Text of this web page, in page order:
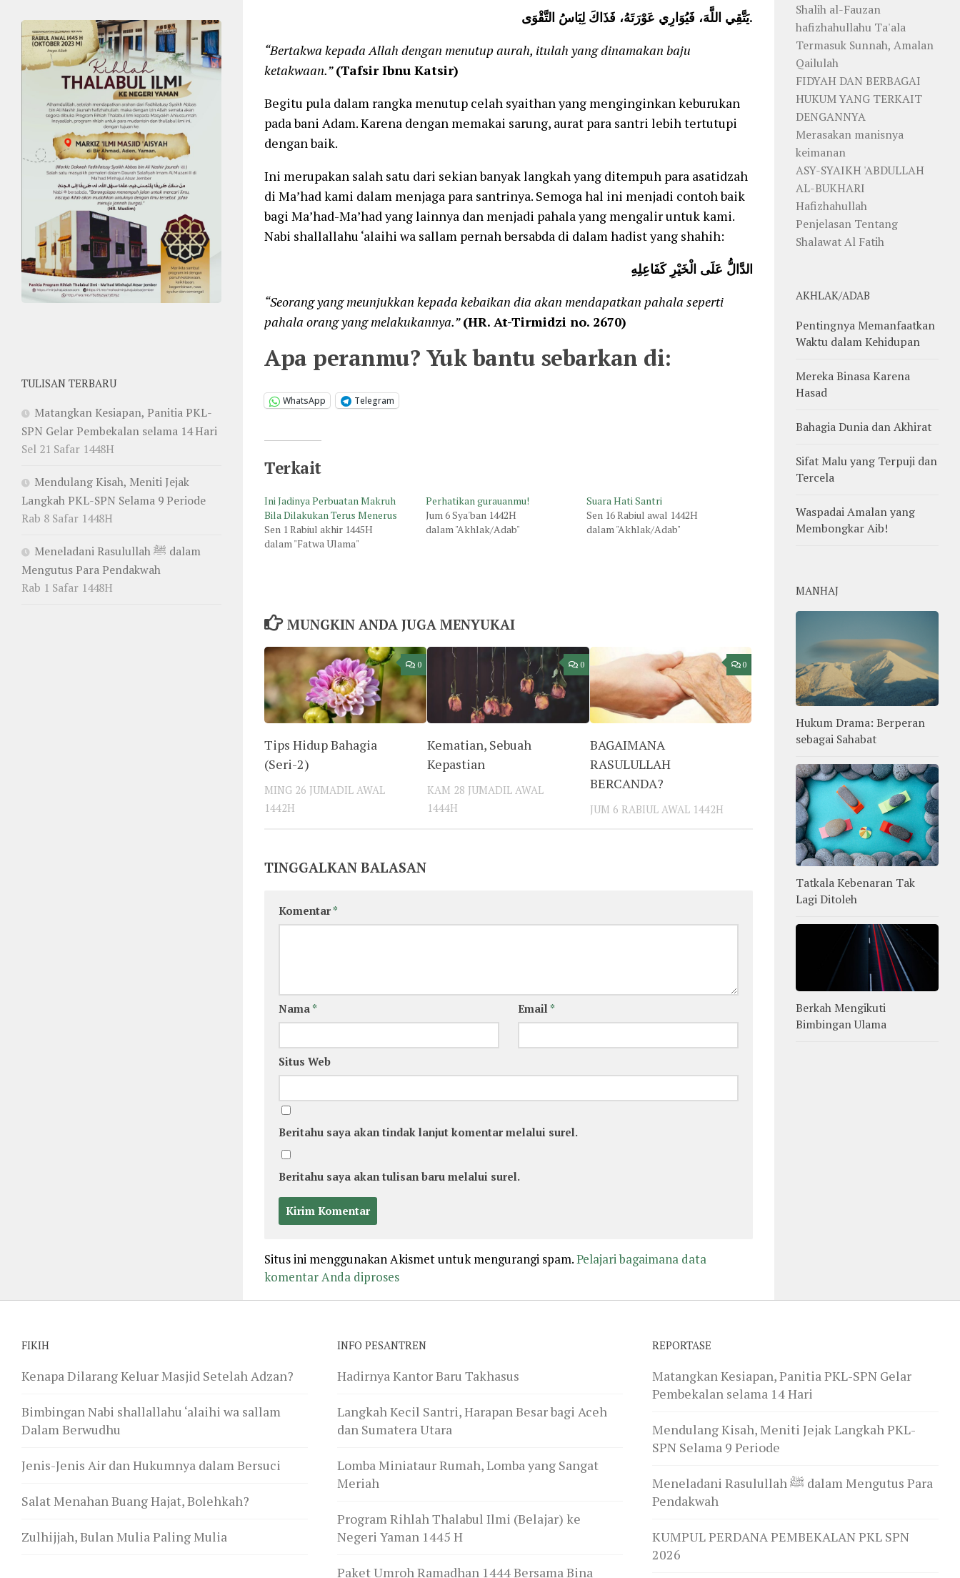
يَتَّقِي اللَّهَ، فَيُوَارِي عَوْرَتَهُ، فَذَاكَ لِبَاسُ التَّقْوَى.
“Bertakwa kepada Allah dengan menutup aurah, itulah yang dinamakan baju
ketakwaan.” (Tafsir Ibnu Katsir)
Begitu pula dalam rangka menutup celah syaithan yang menginginkan keburukan
pada bani Adam. Karena dengan memakai sarung, aurat para santri lebih tertutupi
dengan baik.
Ini merupakan salah satu dari sekian banyak langkah yang ditempuh para asatidzah
di Ma’had kami dalam menjaga para santrinya. Semoga hal ini menjadi contoh baik
bagi Ma’had-Ma’had yang lainnya dan menjadi pahala yang mengalir untuk kami.
Nabi shallallahu ‘alaihi wa sallam pernah bersabda di dalam hadist yang shahih:
الدَّالُّ عَلَى الْخَيْرِ كَفَاعِلِهِ
“Seorang yang meunjukkan kepada kebaikan dia akan mendapatkan pahala seperti
pahala orang yang melakukannya.” (HR. At-Tirmidzi no. 2670)
Apa peranmu? Yuk bantu sebarkan di:
WhatsApp Telegram
Terkait
Ini Jadinya Perbuatan Makruh
Bila Dilakukan Terus Menerus
Sen 1 Rabiul akhir 1445H
dalam "Fatwa Ulama"
Perhatikan gurauanmu!
Jum 6 Sya'ban 1442H
dalam "Akhlak/Adab"
Suara Hati Santri
Sen 16 Rabiul awal 1442H
dalam "Akhlak/Adab"
MUNGKIN ANDA JUGA MENYUKAI
0
Tips Hidup Bahagia
(Seri-2)
MING 26 JUMADIL AWAL
1442H
0
Kematian, Sebuah
Kepastian
KAM 28 JUMADIL AWAL
1444H
0
BAGAIMANA
RASULULLAH
BERCANDA?
JUM 6 RABIUL AWAL 1442H
TINGGALKAN BALASAN
Komentar*
Nama * Email *
Situs Web
Beritahu saya akan tindak lanjut komentar melalui surel.
Beritahu saya akan tulisan baru melalui surel.
Situs ini menggunakan Akismet untuk mengurangi spam.Pelajari bagaimana data
komentar Anda diproses
TULISAN TERBARU
Matangkan Kesiapan, Panitia PKL-
SPN Gelar Pembekalan selama 14 Hari
Sel 21 Safar 1448H
Mendulang Kisah, Meniti Jejak
Langkah PKL-SPN Selama 9 Periode
Rab 8 Safar 1448H
Meneladani Rasulullah ﷺ dalam
Mengutus Para Pendakwah
Rab 1 Safar 1448H
Shalih al-Fauzan
hafizhahullahu Ta'ala
Termasuk Sunnah, Amalan
Qailulah
FIDYAH DAN BERBAGAI
HUKUM YANG TERKAIT
DENGANNYA
Merasakan manisnya
keimanan
ASY-SYAIKH 'ABDULLAH
AL-BUKHARI
Hafizhahullah
Penjelasan Tentang
Shalawat Al Fatih
AKHLAK/ADAB
Pentingnya Memanfaatkan
Waktu dalam Kehidupan
Mereka Binasa Karena
Hasad
Bahagia Dunia dan Akhirat
Sifat Malu yang Terpuji dan
Tercela
Waspadai Amalan yang
Membongkar Aib!
MANHAJ
Hukum Drama: Berperan
sebagai Sahabat
Tatkala Kebenaran Tak
Lagi Ditoleh
Berkah Mengikuti
Bimbingan Ulama
FIKIH
Kenapa Dilarang Keluar Masjid Setelah Adzan?
Bimbingan Nabi shallallahu ‘alaihi wa sallam
Dalam Berwudhu
Jenis-Jenis Air dan Hukumnya dalam Bersuci
Salat Menahan Buang Hajat, Bolehkah?
Zulhijjah, Bulan Mulia Paling Mulia
INFO PESANTREN
Hadirnya Kantor Baru Takhasus
Langkah Kecil Santri, Harapan Besar bagi Aceh
dan Sumatera Utara
Lomba Miniataur Rumah, Lomba yang Sangat
Meriah
Program Rihlah Thalabul Ilmi (Belajar) ke
Negeri Yaman 1445 H
Paket Umroh Ramadhan 1444 Bersama Bina
REPORTASE
Matangkan Kesiapan, Panitia PKL-SPN Gelar
Pembekalan selama 14 Hari
Mendulang Kisah, Meniti Jejak Langkah PKL-
SPN Selama 9 Periode
Meneladani Rasulullah ﷺ dalam Mengutus Para
Pendakwah
KUMPUL PERDANA PEMBEKALAN PKL SPN
2026